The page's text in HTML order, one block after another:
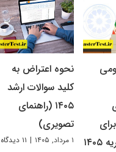
نحوه اعتراض به
کلید سوالات ارشد
۱۴۰۵ (راهنمای
تصویری)
۱ مرداد, ۱۴۰۵ | ۱۱ دیدگاه